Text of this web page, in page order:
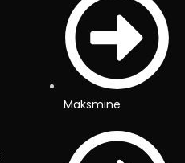
Maksmine